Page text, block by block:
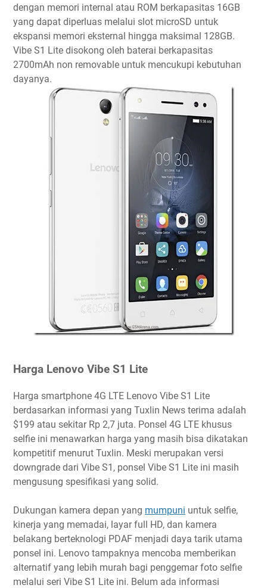
dengan memori internal atau ROM berkapasitas 16GB
yang dapat diperluas melalui slot microSD untuk
ekspansi memori eksternal hingga maksimal 128GB.
Vibe S1 Lite disokong oleh baterai berkapasitas
2700mAh non removable untuk mencukupi kebutuhan
dayanya.
Harga Lenovo Vibe S1 Lite
Harga smartphone 4G LTE Lenovo Vibe S1 Lite
berdasarkan informasi yang Tuxlin News terima adalah
$199 atau sekitar Rp 2,7 juta. Ponsel 4G LTE khusus
selfie ini menawarkan harga yang masih bisa dikatakan
kompetitif menurut Tuxlin. Meski merupakan versi
downgrade dari Vibe S1, ponsel Vibe S1 Lite ini masih
mengusung spesifikasi yang solid.
Dukungan kamera depan yang mumpuni untuk selfie,
kinerja yang memadai, layar full HD, dan kamera
belakang berteknologi PDAF menjadi daya tarik utama
ponsel ini. Lenovo tampaknya mencoba memberikan
alternatif yang lebih murah bagi penggemar foto selfie
melalui seri Vibe S1 Lite ini. Belum ada informasi